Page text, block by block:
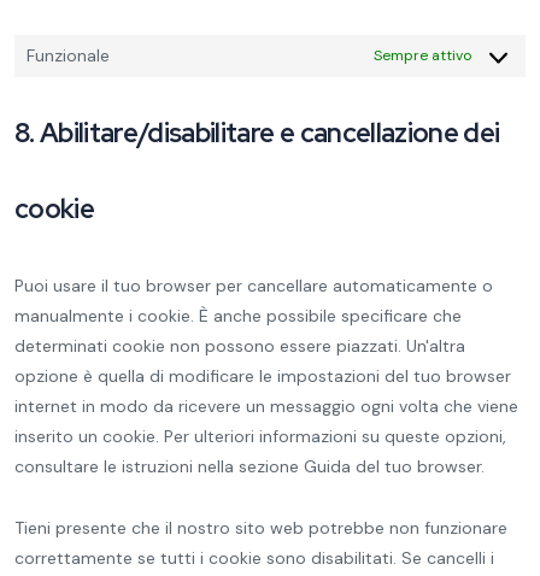
Funzionale Sempre attivo
8. Abilitare/disabilitare e cancellazione dei
cookie
Puoi usare il tuo browser per cancellare automaticamente o
manualmente i cookie. È anche possibile specificare che
determinati cookie non possono essere piazzati. Un'altra
opzione è quella di modificare le impostazioni del tuo browser
internet in modo da ricevere un messaggio ogni volta che viene
inserito un cookie. Per ulteriori informazioni su queste opzioni,
consultare le istruzioni nella sezione Guida del tuo browser.
Tieni presente che il nostro sito web potrebbe non funzionare
correttamente se tutti i cookie sono disabilitati. Se cancelli i